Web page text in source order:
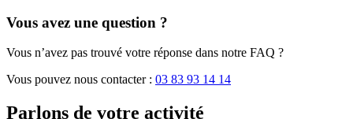
Vous avez une question ?
Vous n’avez pas trouvé votre réponse dans notre FAQ ?
Vous pouvez nous contacter : 03 83 93 14 14
Parlons de votre activité